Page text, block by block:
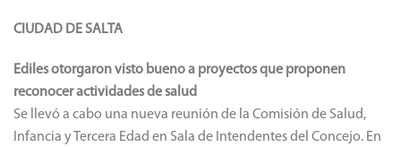
CIUDAD DE SALTA
Ediles otorgaron visto bueno a proyectos que proponen
reconocer actividades de salud
Se llevó a cabo una nueva reunión de la Comisión de Salud,
Infancia y Tercera Edad en Sala de Intendentes del Concejo. En